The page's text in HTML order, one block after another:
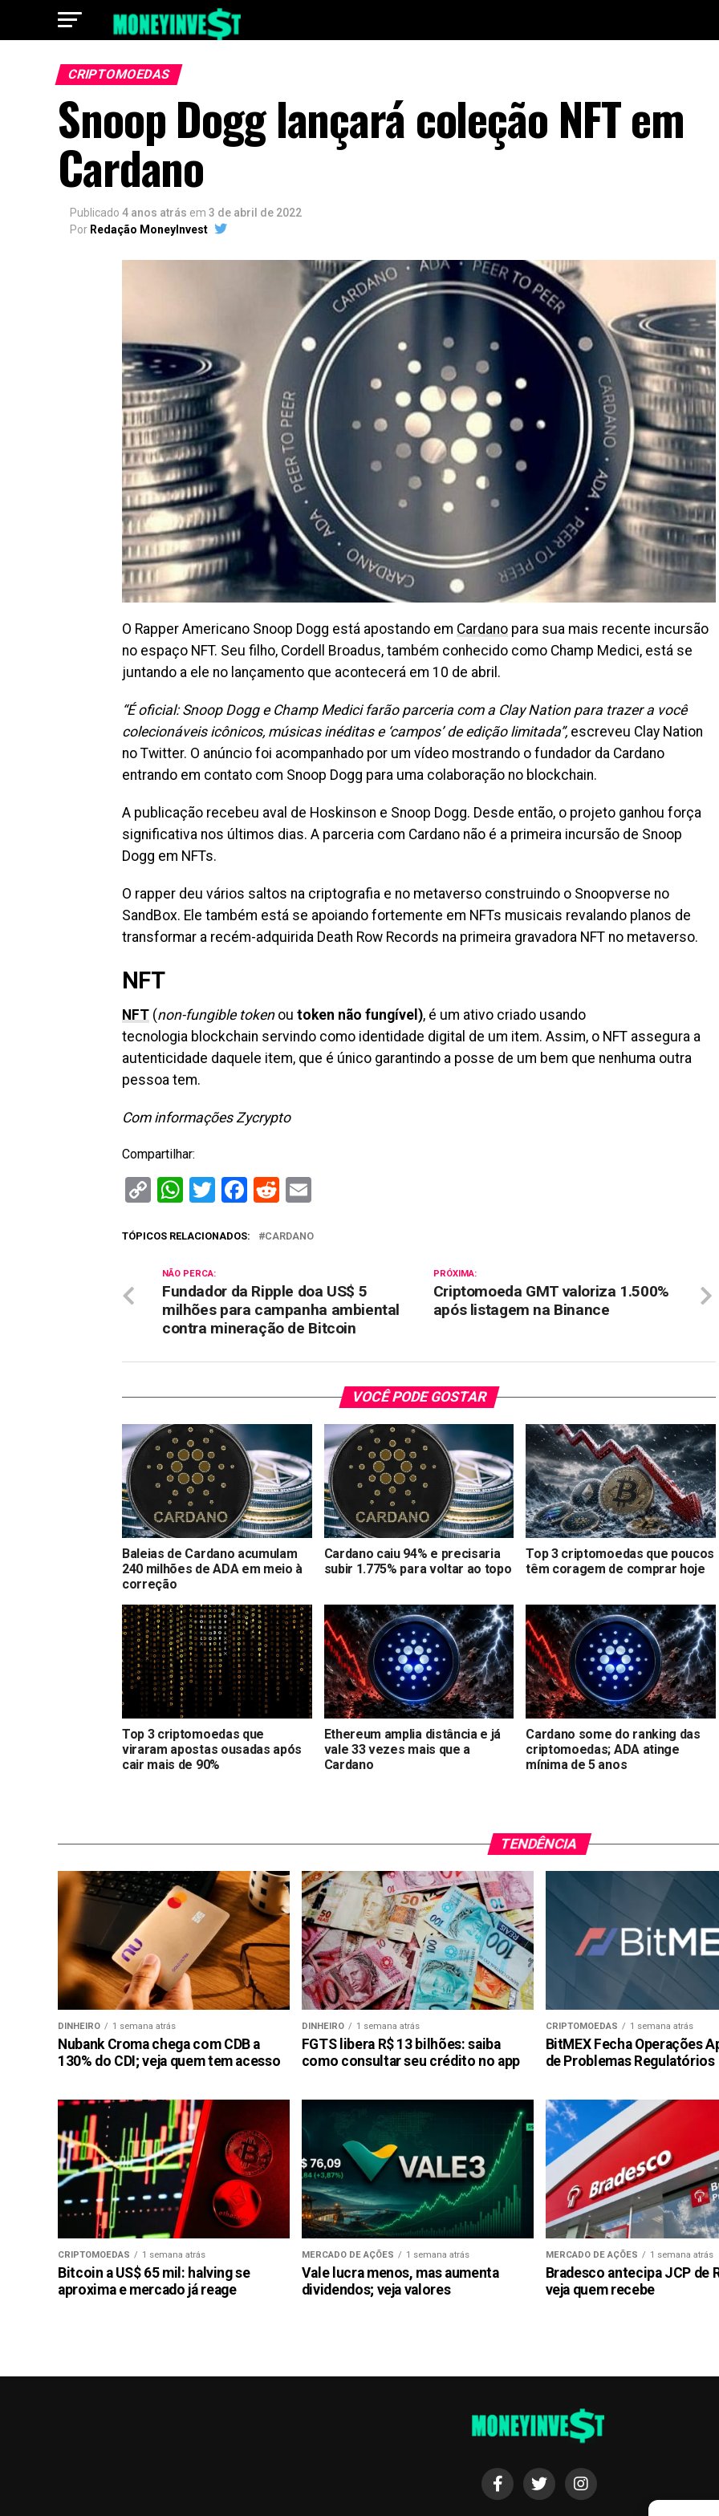
CRIPTOMOEDAS
Snoop Dogg lançará coleção NFT em
Cardano
Publicado 4 anos atrás em 3 de abril de 2022
Por Redação MoneyInvest
O Rapper Americano Snoop Dogg está apostando em Cardano para sua mais recente incursão
no espaço NFT. Seu filho, Cordell Broadus, também conhecido como Champ Medici, está se
juntando a ele no lançamento que acontecerá em 10 de abril.
“É oficial: Snoop Dogg e Champ Medici farão parceria com a Clay Nation para trazer a você
colecionáveis ​​icônicos, músicas inéditas e ‘campos’ de edição limitada”, escreveu Clay Nation
no Twitter. O anúncio foi acompanhado por um vídeo mostrando o fundador da Cardano
entrando em contato com Snoop Dogg para uma colaboração no blockchain.
A publicação recebeu aval de Hoskinson e Snoop Dogg. Desde então, o projeto ganhou força
significativa nos últimos dias. A parceria com Cardano não é a primeira incursão de Snoop
Dogg em NFTs.
O rapper deu vários saltos na criptografia e no metaverso construindo o Snoopverse no
SandBox. Ele também está se apoiando fortemente em NFTs musicais revalando planos de
transformar a recém-adquirida Death Row Records na primeira gravadora NFT no metaverso.
NFT
NFT (non-fungible tokenou token não fungível), é um ativo criado usando
tecnologia blockchain servindo como identidade digital de um item. Assim, o NFT assegura a
autenticidade daquele item, que é único garantindo a posse de um bem que nenhuma outra
pessoa tem.
Com informações Zycrypto
Compartilhar:
CopyWhatsApp
Twitter
Facebook
Reddit
TÓPICOS RELACIONADOS: CARDANO
PRÓXIMA:
Criptomoeda GMT valoriza 1.500%
após listagem na Binance
NÃO PERCA:
Fundador da Ripple doa US$ 5
milhões para campanha ambiental
contra mineração de Bitcoin
VOCÊ PODE GOSTAR
Baleias de Cardano acumulam
240 milhões de ADA em meio à
correção
Cardano caiu 94% e precisaria
subir 1.775% para voltar ao topo
Top 3 criptomoedas que poucos
têm coragem de comprar hoje
Top 3 criptomoedas que
viraram apostas ousadas após
cair mais de 90%
Ethereum amplia distância e já
vale 33 vezes mais que a
Cardano
Cardano some do ranking das
criptomoedas; ADA atinge
mínima de 5 anos
TENDÊNCIA
DINHEIRO 1 semana atrás
Nubank Croma chega com CDB a
130% do CDI; veja quem tem acesso
DINHEIRO 1 semana atrás
FGTS libera R$ 13 bilhões: saiba
como consultar seu crédito no app
CRIPTOMOEDAS 1 semana atrás
BitMEX Fecha Operações
de Problemas Regulatórios
CRIPTOMOEDAS 1 semana atrás
Bitcoin a US$ 65 mil: halving se
aproxima e mercado já reage
MERCADO DE AÇÕES 1 semana atrás
Vale lucra menos, mas aumenta
dividendos; veja valores
MERCADO DE AÇÕES 1 semana atrás
Bradesco antecipa JCP de
veja quem recebe